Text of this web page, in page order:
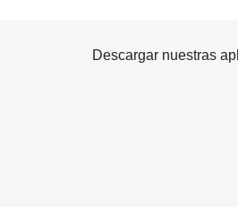
Descargar nuestras